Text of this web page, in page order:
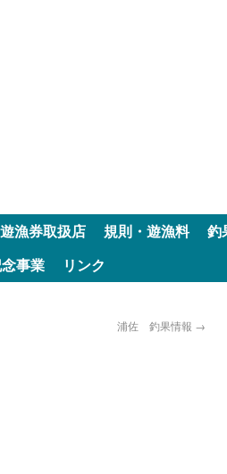
遊漁券取扱店 規則・遊漁料 釣
事業 リンク
浦佐 釣果情報 →